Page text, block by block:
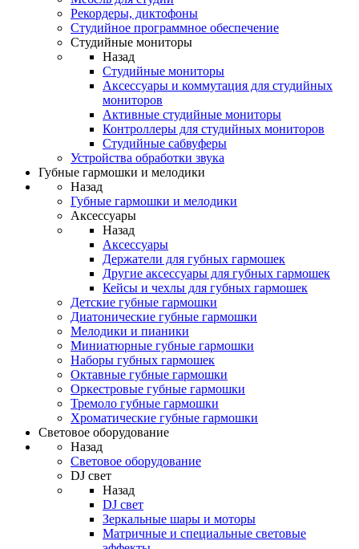
Рекордеры, диктофоны
Студийное программное обеспечение
Студийные мониторы
Назад
Студийные мониторы
Аксессуары и коммутация для студийных
мониторов
Активные студийные мониторы
Контроллеры для студийных мониторов
Студийные сабвуферы
Устройства обработки звука
Губные гармошки и мелодики
Назад
Губные гармошки и мелодики
Аксессуары
Назад
Аксессуары
Держатели для губных гармошек
Другие аксессуары для губных гармошек
Кейсы и чехлы для губных гармошек
Детские губные гармошки
Диатонические губные гармошки
Мелодики и пианики
Миниатюрные губные гармошки
Наборы губных гармошек
Октавные губные гармошки
Оркестровые губные гармошки
Тремоло губные гармошки
Хроматические губные гармошки
Световое оборудование
Назад
Световое оборудование
DJ свет
Назад
DJ свет
Зеркальные шары и моторы
Матричные и специальные световые